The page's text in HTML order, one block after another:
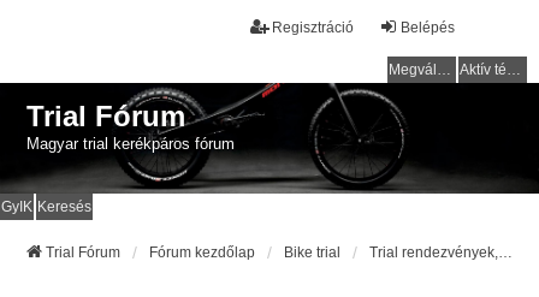
Belépés
Regisztráció
Megválaszolatlan témák Aktív témák
Trial Fórum
Magyar trial kerékpáros fórum
GyIK Keresés
Trial Fórum Fórum kezdőlap Bike trial